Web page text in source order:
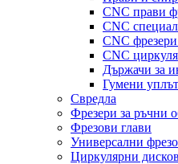
CNC прави
CNC
CNC
CNC
Държачи за
Гумени
Свредла
Фрезери за ръчни
Фрезови глави
Универсални
Циркулярни